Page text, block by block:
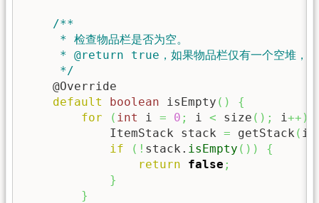
/**
     * 检查物品栏是否为空。
* @return true，如果物品栏仅有一个空堆，
     */
    @Override
default
boolean isEmpty ( )
{
for
( int i = 0 ; i < size ( ) ; i ++ )
            ItemStack stack
= getStack ( i
if
( ! stack. isEmpty ( ) )
{
return
false ;
}
}